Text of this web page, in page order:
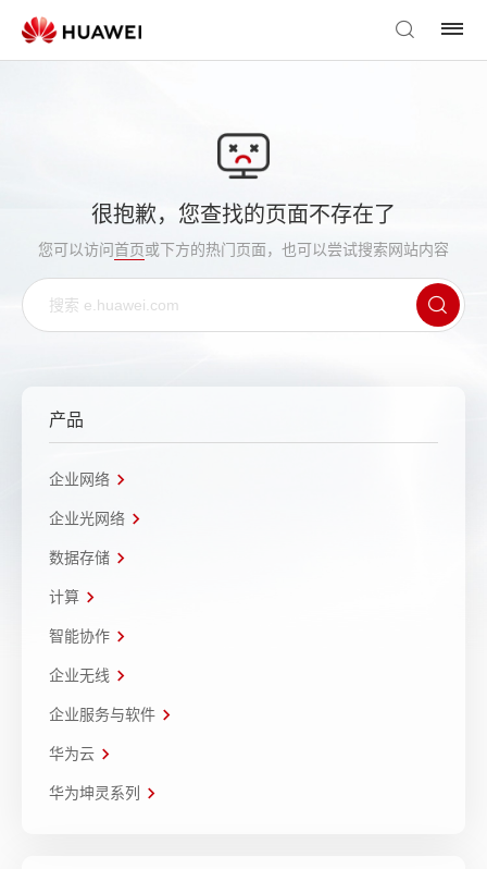
很抱歉，您查找的页面不存在了
您可以访问首页或下方的热门页面，也可以尝试搜索网站内容
产品
企业网络
企业光网络
数据存储
计算
智能协作
企业无线
企业服务与软件
华为云
华为坤灵系列